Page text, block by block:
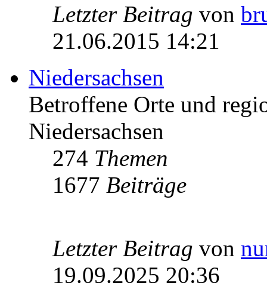
Letzter Beitrag von
21.06.2015 14:21
Niedersachsen
Betroffene Orte und
Niedersachsen
274 Themen
1677 Beiträge
Letzter Beitrag von
19.09.2025 20:36